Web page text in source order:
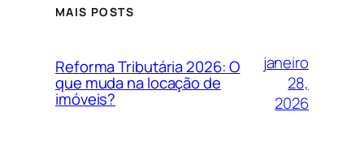
MAIS POSTS
Reforma Tributária 2026: O
que muda na locação de
imóveis?
janeiro
28,
2026